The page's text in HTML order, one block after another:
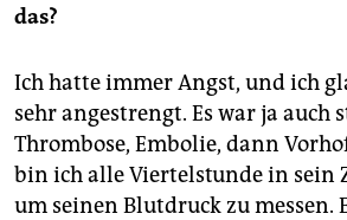
das?
Ich hatte immer Angst, und ich
sehr angestrengt. Es war ja auch
Thrombose, Embolie, dann
bin ich alle Viertelstunde in sein
um seinen Blutdruck zu messen.